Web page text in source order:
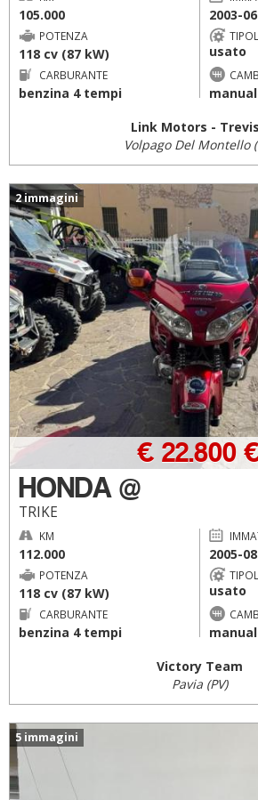
105.000 2003-06
POTENZA
118 cv (87 kW) usato
CARBURANTE
benzina 4 tempi
Link Motors -
Volpago Del Montello
2 immagini
HONDA @
TRIKE
€ 22.800
KM
112.000 2005-08
POTENZA
118 cv (87 kW) usato
CARBURANTE
benzina 4 tempi
Victory Team
Pavia (PV)
5 immagini